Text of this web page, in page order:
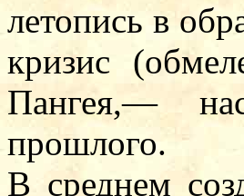
летопись в
кризис
Пангея,—
прошлого.
В среднем